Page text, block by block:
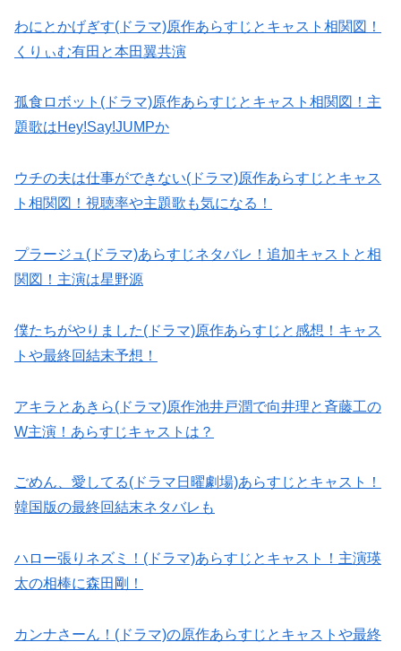
わにとかげぎす(ドラマ)原作あらすじとキャスト相関図！
くりぃむ有田と本田翼共演
孤食ロボット(ドラマ)原作あらすじとキャスト相関図！主
題歌はHey!Say!JUMPか
ウチの夫は仕事ができない(ドラマ)原作あらすじとキャス
ト相関図！視聴率や主題歌も気になる！
プラージュ(ドラマ)あらすじネタバレ！追加キャストと相
関図！主演は星野源
僕たちがやりました(ドラマ)原作あらすじと感想！キャス
トや最終回結末予想！
アキラとあきら(ドラマ)原作池井戸潤で向井理と斉藤工の
W主演！あらすじキャストは？
ごめん、愛してる(ドラマ日曜劇場)あらすじとキャスト！
韓国版の最終回結末ネタバレも
ハロー張りネズミ！(ドラマ)あらすじとキャスト！主演瑛
太の相棒に森田剛！
カンナさーん！(ドラマ)の原作あらすじとキャストや最終